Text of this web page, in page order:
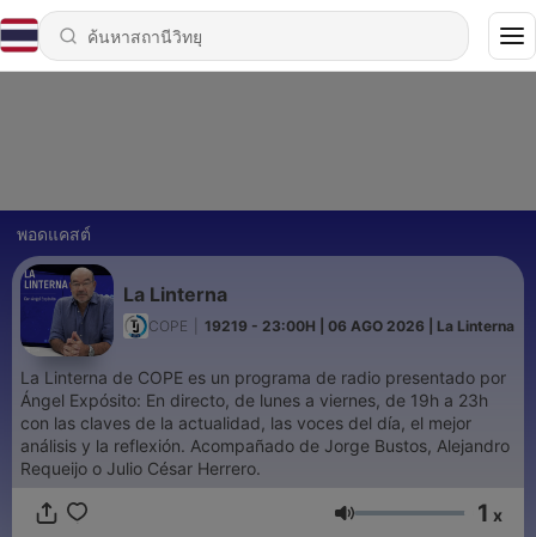
พอดแคสต์
La Linterna
COPE 19219 - 23:00H | 06 AGO 2026 | La Linterna
La Linterna de COPE es un programa de radio presentado por
Ángel Expósito: En directo, de lunes a viernes, de 19h a 23h
con las claves de la actualidad, las voces del día, el mejor
análisis y la reflexión. Acompañado de Jorge Bustos, Alejandro
Requeijo o Julio César Herrero.
ระดับเสียง 1 x